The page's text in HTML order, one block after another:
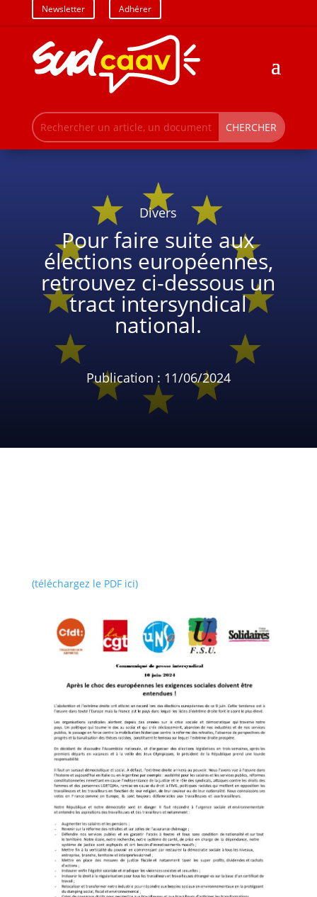
Newsletter Adhérer
Divers
Pour faire suite aux
élections européennes,
retrouvez ci-dessous un
tract intersyndical
national.
Publication : 11/06/2024
(téléchargez le PDF ici)